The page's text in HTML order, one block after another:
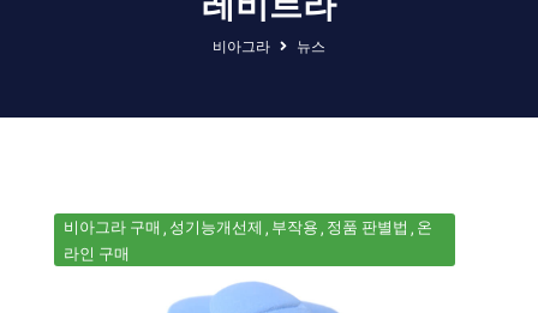
비아그라 뉴스
비아그라 구매 성기능개선제 부작용 정품 판별법
온
라인 구매